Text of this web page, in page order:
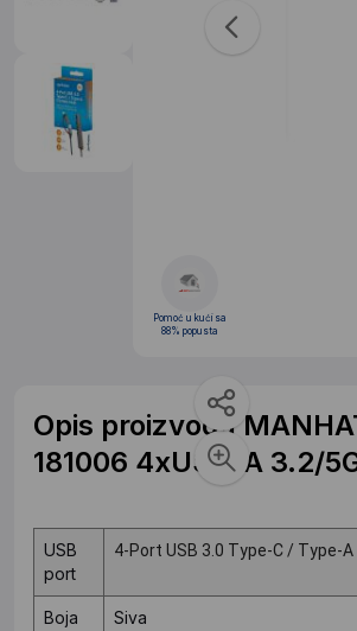
Pomoć u kući sa
88% popusta
Opis proizvoda
181006 4xUSB-A 3.2/
USB
port
4-Port USB 3.0 Type-C / Type-A
Boja Siva